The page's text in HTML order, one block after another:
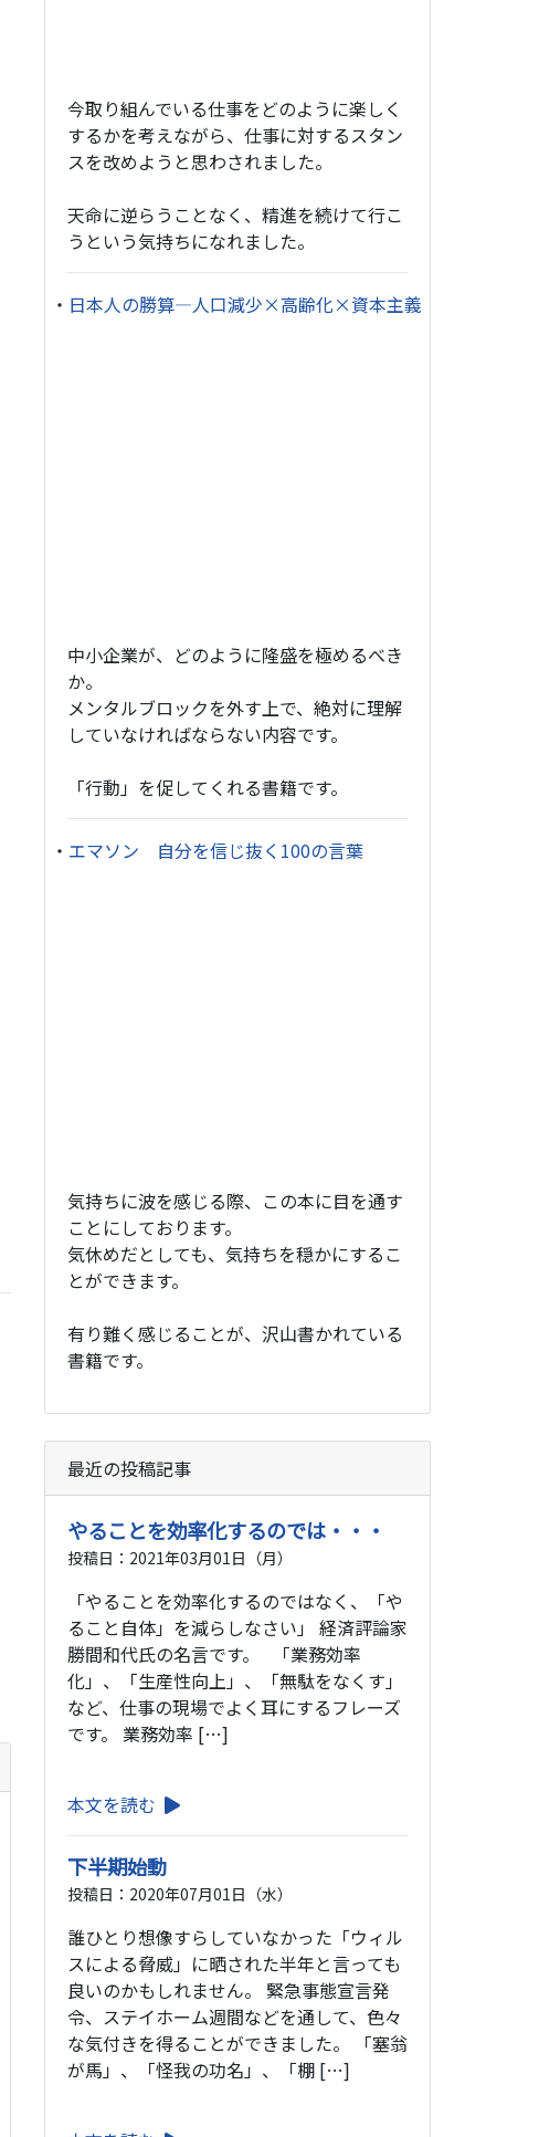
今取り組んでいる仕事をどのように楽しく
するかを考えながら、仕事に対するスタン
スを改めようと思わされました。
天命に逆らうことなく、精進を続けて行こ
うという気持ちになれました。
・ 日本人の勝算―人口減少×高齢化×資本主義
中小企業が、どのように隆盛を極めるべき
か。
メンタルブロックを外す上で、絶対に理解
していなければならない内容です。
「行動」を促してくれる書籍です。
・ エマソン 自分を信じ抜く100の言葉
気持ちに波を感じる際、この本に目を通す
ことにしております。
気休めだとしても、気持ちを穏かにするこ
とができます。
有り難く感じることが、沢山書かれている
書籍です。
最近の投稿記事
やることを効率化するのでは・・・
投稿日：2021年03月01日（月）
「やることを効率化するのではなく、「や
ること自体」を減らしなさい」 経済評論家
勝間和代氏の名言です。 「業務効率
化」、「生産性向上」、「無駄をなくす」
など、仕事の現場でよく耳にするフレーズ
です。 業務効率 […]
本文を読む
下半期始動
投稿日：2020年07月01日（水）
誰ひとり想像すらしていなかった「ウィル
スによる脅威」に晒された半年と言っても
良いのかもしれません。 緊急事態宣言発
令、ステイホーム週間などを通して、色々
な気付きを得ることができました。 「塞翁
が馬」、「怪我の功名」、「棚 […]